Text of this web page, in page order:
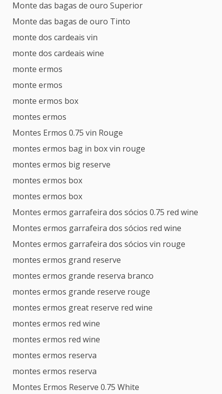
Monte das bagas de ouro Superior
Monte das bagas de ouro Tinto
monte dos cardeais vin
monte dos cardeais wine
monte ermos
monte ermos
monte ermos box
montes ermos
Montes Ermos 0.75 vin Rouge
montes ermos bag in box vin rouge
montes ermos big reserve
montes ermos box
montes ermos box
Montes ermos garrafeira dos sócios 0.75 red wine
Montes ermos garrafeira dos sócios red wine
Montes ermos garrafeira dos sócios vin rouge
montes ermos grand reserve
montes ermos grande reserva branco
montes ermos grande reserve rouge
montes ermos great reserve red wine
montes ermos red wine
montes ermos red wine
montes ermos reserva
montes ermos reserva
Montes Ermos Reserve 0.75 White